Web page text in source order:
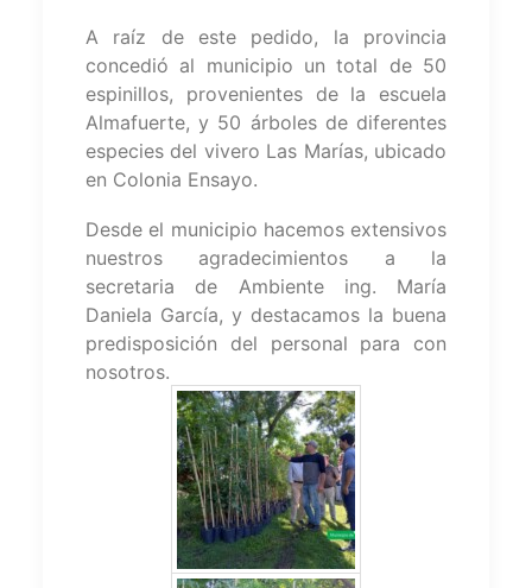
A raíz de este pedido, la provincia
concedió al municipio un total de 50
espinillos, provenientes de la escuela
Almafuerte, y 50 árboles de diferentes
especies del vivero Las Marías, ubicado
en Colonia Ensayo.
Desde el municipio hacemos extensivos
nuestros agradecimientos a la
secretaria de Ambiente ing. María
Daniela García, y destacamos la buena
predisposición del personal para con
nosotros.